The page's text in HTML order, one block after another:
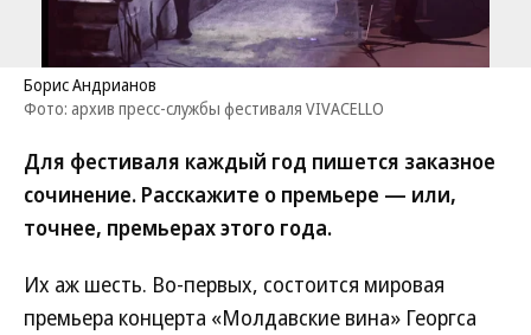
Борис Андрианов
Фото: архив пресс-службы фестиваля VIVACELLO
Для фестиваля каждый год пишется заказное
сочинение. Расскажите о премьере — или,
точнее, премьерах этого года.
Их аж шесть. Во-первых, состоится мировая
премьера концерта «Молдавские вина» Георгса